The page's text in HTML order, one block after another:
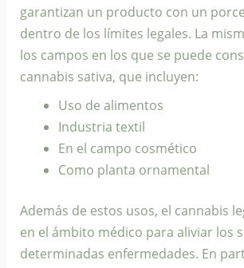
garantizan un producto con un
dentro de los límites legales. La
los campos en los que se puede
cannabis sativa, que incluyen:
Uso de alimentos
Industria textil
En el campo cosmético
Como planta ornamental
Además de estos usos, el cannabis
en el ámbito médico para aliviar los
determinadas enfermedades. En